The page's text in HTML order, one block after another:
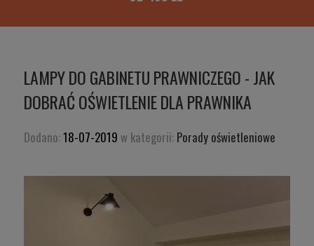
LAMPY DO GABINETU PRAWNICZEGO - JAK
DOBRAĆ OŚWIETLENIE DLA PRAWNIKA
Dodano:18-07-2019 w kategorii: Porady oświetleniowe